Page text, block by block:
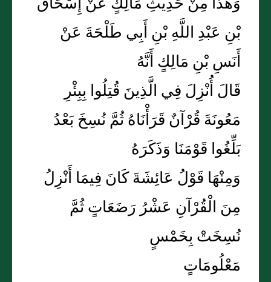
بْنِ عَبْدِ اللَّهِ بْنِ أَبِي طَلْحَةَ عَنْ
أَنَسِ بْنِ مَالِكٍ أَنَّهُ
قَالَ أُنْزِلَ فِي الَّذِينَ قُتِلُوا بِبِئْرِ
مَعُونَةَ قُرْآنٌ قَرَأْنَاهُ ثُمَّ نُسِخَ بَعْدُ
بَلِّغُوا قَوْمَنَا وَذَكَرَهُ
وَمِنْهَا قَوْلُ عَائِشَةَ كَانَ فِيمَا أَنْزِلُ
مِنَ الْقُرْآنِ عَشْرُ رَضَعَاتٍ ثُمَّ
نُسِخَتْ بِخَمْسٍ
مَعْلُومَاتٍ